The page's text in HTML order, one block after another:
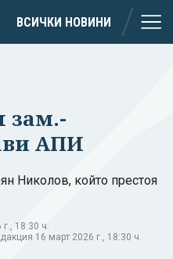
ВСИЧКИ НОВИНИ
зам.-
АПИ
Николов, който престоя
18:30 ч.
16 март 2026 г., 18:30 ч.